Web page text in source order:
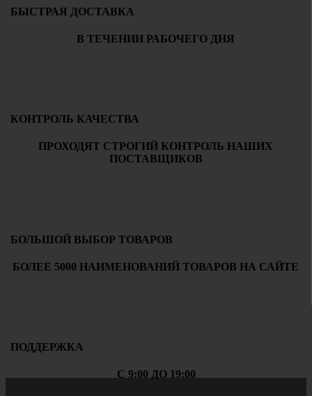
БЫСТРАЯ ДОСТАВКА
В ТЕЧЕНИИ РАБОЧЕГО ДНЯ
КОНТРОЛЬ КАЧЕСТВА
ПРОХОДЯТ СТРОГИЙ КОНТРОЛЬ НАШИХ
ПОСТАВЩИКОВ
БОЛЬШОЙ ВЫБОР ТОВАРОВ
БОЛЕЕ 5000 НАИМЕНОВАНИЙ ТОВАРОВ НА САЙТЕ
ПОДДЕРЖКА
С 9:00 ДО 19:00